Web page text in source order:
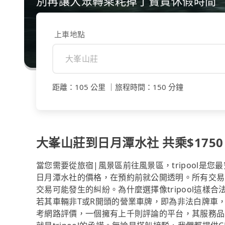
上車地點
距離 ： 105 公里 旅程時間 ： 150 分鐘
大峯山莊到日月潭水社 共乘
當您需要從旅宿|風景區前往風景區，tripool是您
日月潭水社的價格，在預約前就公開透明。所有交
交易可能發生的糾紛。為什麼選擇像tripool這樣合
若其車輛非T或R開頭的營業車牌，即為非法白牌
考網路評價，一個擁有上千則評論的平台，其服務